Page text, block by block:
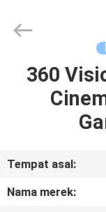
RUMAH
TAMPILAN
VR
Co.,Ltd.
360
Tempat asal:
Nama merek: